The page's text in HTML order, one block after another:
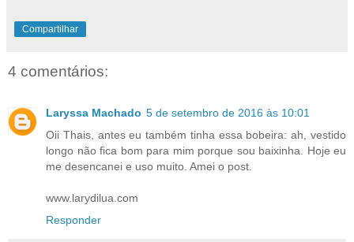
Compartilhar
4 comentários:
Laryssa Machado 5 de setembro de 2016 às 10:01
Oii Thais, antes eu também tinha essa bobeira: ah, vestido
longo não fica bom para mim porque sou baixinha. Hoje eu
me desencanei e uso muito. Amei o post.
www.larydilua.com
Responder